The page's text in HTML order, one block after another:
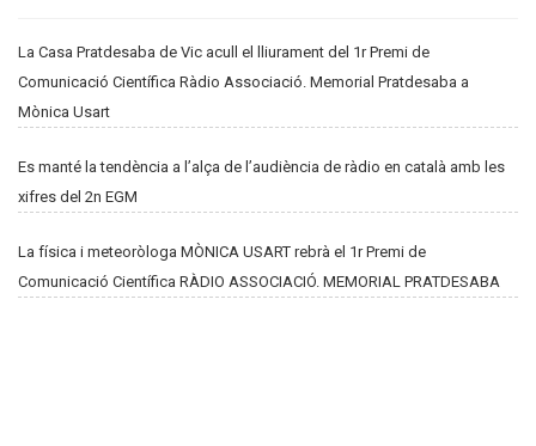
La Casa Pratdesaba de Vic acull el lliurament del 1r Premi de
Comunicació Científica Ràdio Associació. Memorial Pratdesaba a
Mònica Usart
Es manté la tendència a l’alça de l’audiència de ràdio en català amb les
xifres del 2n EGM
La física i meteoròloga MÒNICA USART rebrà el 1r Premi de
Comunicació Científica RÀDIO ASSOCIACIÓ. MEMORIAL PRATDESABA